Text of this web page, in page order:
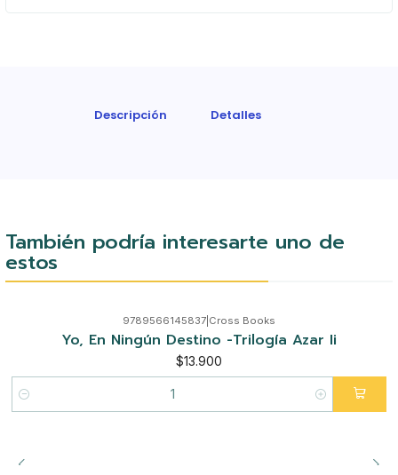
Descripción Detalles
También podría interesarte uno de
estos
9789566145837 Cross Books
Yo, En Ningún Destino -Trilogía Azar Ii
$13.900
Cantidad